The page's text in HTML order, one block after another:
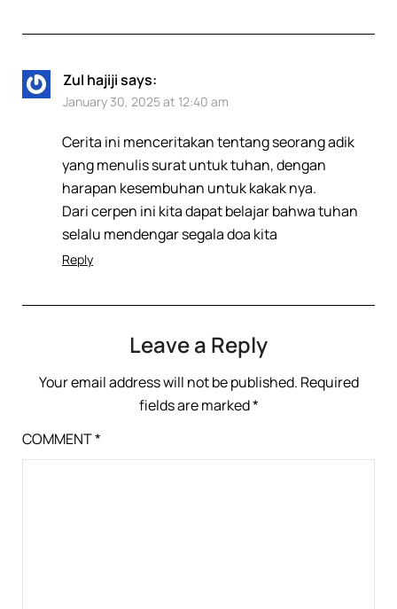
Zul hajijisays:
January 30, 2025 at 12:40 am
Cerita ini menceritakan tentang seorang adik
yang menulis surat untuk tuhan, dengan
harapan kesembuhan untuk kakak nya.
Dari cerpen ini kita dapat belajar bahwa tuhan
selalu mendengar segala doa kita
Reply
Leave a Reply
Your email address will not be published. Required
fields are marked*
COMMENT*